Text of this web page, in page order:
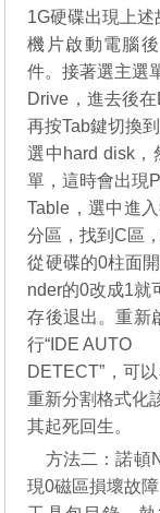
1G硬碟出現上述
機片啟動電腦
件。接著選主選
Drive，進去後
再按Tab鍵切換
選中hard disk，
單，這時會出現
Table，選中進
分區，找到C區
從硬碟的0柱面
nder的0改成1就
存後退出。重新
行“IDE AUTO
DETECT”，可
重新分割格式化
其起死回生。
方法二：諾頓
現0磁區損壞故